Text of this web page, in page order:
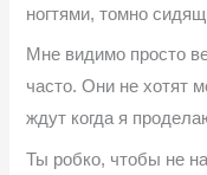
ногтями, томно
Мне видимо просто
часто. Они не хотят
ждут когда я
Ты робко, чтобы не